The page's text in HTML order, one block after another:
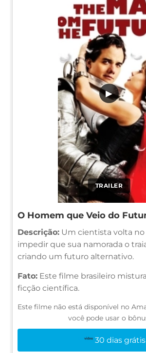
TRAILER
▶
O Homem que Veio do
Descrição: Um cientista volta
impedir que sua namorada o
criando um futuro alternativo.
Fato: Este filme brasileiro
ficção científica.
Este filme não está disponível no
você pode usar o
30 dias grátis